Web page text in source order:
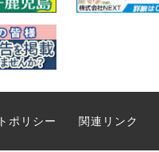
ポリシー 関連リンク